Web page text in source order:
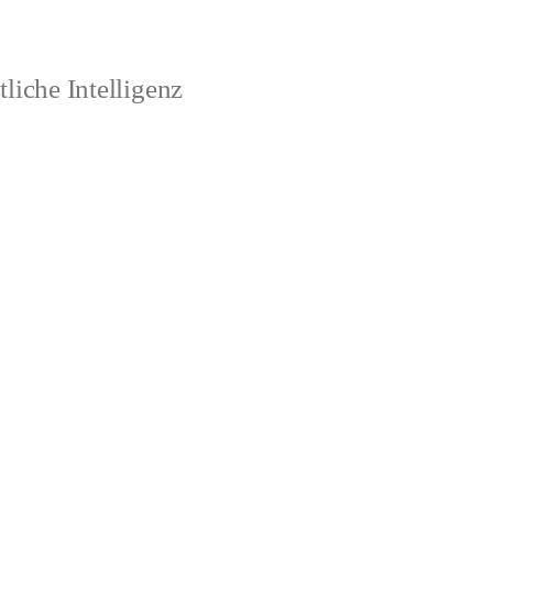
Intelligenz